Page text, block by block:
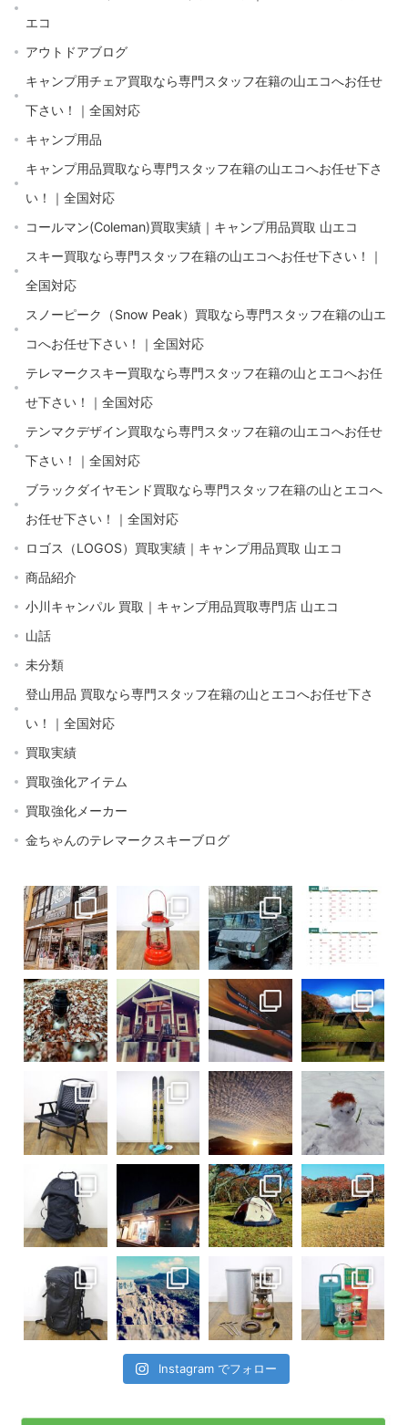
エコ
アウトドアブログ
キャンプ用チェア買取なら専門スタッフ在籍の山エコへお任せ
下さい！｜全国対応
キャンプ用品
キャンプ用品買取なら専門スタッフ在籍の山エコへお任せ下さ
い！｜全国対応
コールマン(Coleman)買取実績｜キャンプ用品買取 山エコ
スキー買取なら専門スタッフ在籍の山エコへお任せ下さい！｜
全国対応
スノーピーク（Snow Peak）買取なら専門スタッフ在籍の山エ
コへお任せ下さい！｜全国対応
テレマークスキー買取なら専門スタッフ在籍の山とエコへお任
せ下さい！｜全国対応
テンマクデザイン買取なら専門スタッフ在籍の山エコへお任せ
下さい！｜全国対応
ブラックダイヤモンド買取なら専門スタッフ在籍の山とエコへ
お任せ下さい！｜全国対応
ロゴス（LOGOS）買取実績｜キャンプ用品買取 山エコ
商品紹介
小川キャンパル 買取｜キャンプ用品買取専門店 山エコ
山話
未分類
登山用品 買取なら専門スタッフ在籍の山とエコへお任せ下さ
い！｜全国対応
買取実績
買取強化アイテム
買取強化メーカー
金ちゃんのテレマークスキーブログ
Instagram でフォロー